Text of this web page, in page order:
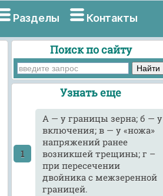
Разделы Контакты
Поиск по сайту
Узнать еще
А — у границы зерна; б — у
включения; в — у «ножа»
напряжений ранее
возникшей трещины; г –
при пересечении
двойника с межзеренной
границей.